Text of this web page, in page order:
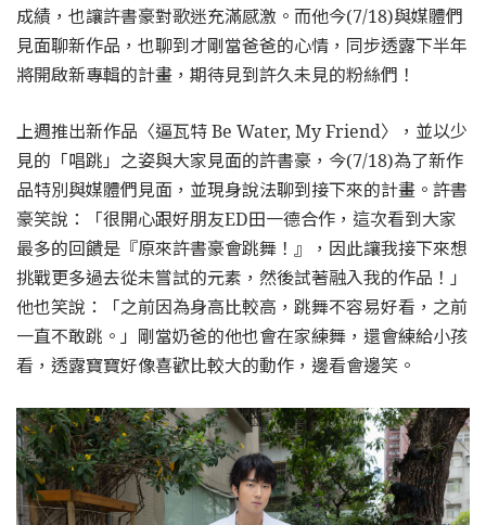
成績，也讓許書豪對歌迷充滿感激。而他今(7/18)與媒體們
見面聊新作品，也聊到才剛當爸爸的心情，同步透露下半年
將開啟新專輯的計畫，期待見到許久未見的粉絲們！
上週推出新作品〈逼瓦特 Be Water, My Friend〉，並以少
見的「唱跳」之姿與大家見面的許書豪，今(7/18)為了新作
品特別與媒體們見面，並現身說法聊到接下來的計畫。許書
豪笑說：「很開心跟好朋友ED田一德合作，這次看到大家
最多的回饋是『原來許書豪會跳舞！』，因此讓我接下來想
挑戰更多過去從未嘗試的元素，然後試著融入我的作品！」
他也笑說：「之前因為身高比較高，跳舞不容易好看，之前
一直不敢跳。」剛當奶爸的他也會在家練舞，還會練給小孩
看，透露寶寶好像喜歡比較大的動作，邊看會邊笑。